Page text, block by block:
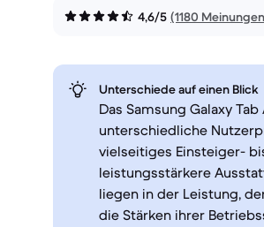
4,6/5 (1180
Unterschiede auf einen Blick
Das Samsung Galaxy
unterschiedliche
vielseitiges Einsteiger-
leistungsstärkere
liegen in der Leistung,
die Stärken ihrer